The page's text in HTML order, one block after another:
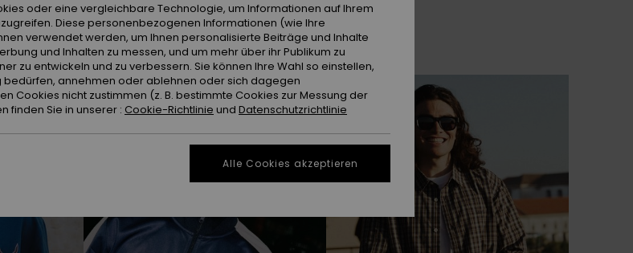
BRANDNEU
oder eine vergleichbare Technologie, um Informationen auf Ihrem
Diese personenbezogenen Informationen (wie Ihre
verwendet werden, um Ihnen personalisierte Beiträge und Inhalte
und Inhalten zu messen, und um mehr über ihr Publikum zu
zu entwickeln und zu verbessern. Sie können Ihre Wahl so einstellen,
bedürfen, annehmen oder ablehnen oder sich dagegen
Cookies nicht zustimmen (z. B. bestimmte Cookies zur Messung der
finden Sie in unserer : Cookie-Richtlinie und Datenschutzrichtlinie
Alle Cookies akzeptieren